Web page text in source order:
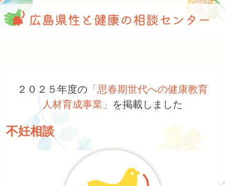
to当センターは広島県の委託を受け、
２０２５年度の 「思春期世代への健康教育
人材育成事業」 を掲載しました
不妊相談